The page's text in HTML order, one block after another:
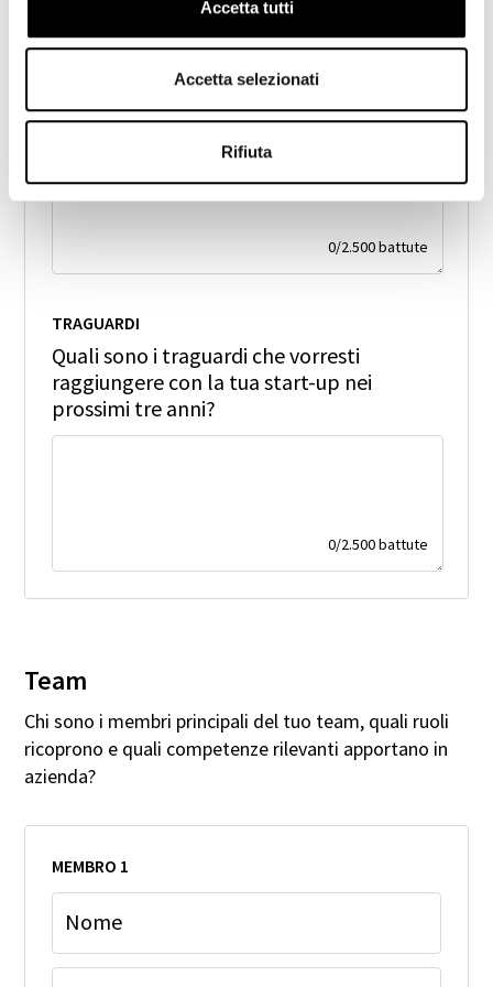
Accetta tutti
Accetta selezionati
Rifiuta
VENDITA
Come pensi di commercializzare e
distribuire il tuo prodotto/servizio?
0/2.500battute
TRAGUARDI
Quali sono i traguardi che vorresti
raggiungere con la tua start-up nei
prossimi tre anni?
0/2.500battute
Team
Chi sono i membri principali del tuo team, quali ruoli
ricoprono e quali competenze rilevanti apportano in
azienda?
MEMBRO 1
Nome